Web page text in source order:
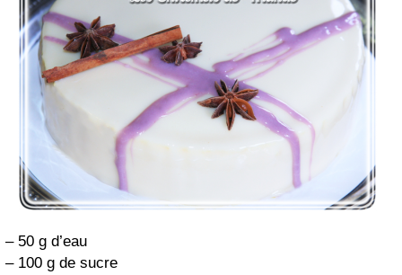
– 50 g d’eau
– 100 g de sucre